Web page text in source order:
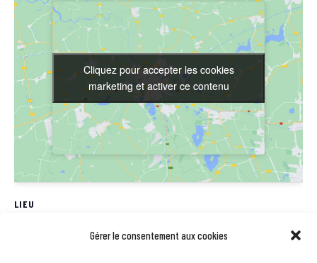
Gérer le consentement aux cookies
LIEU
Cliquez pour accepter les cookies
marketing et activer ce contenu
Cliquez pour accepter les cookies
marketing et activer ce contenu